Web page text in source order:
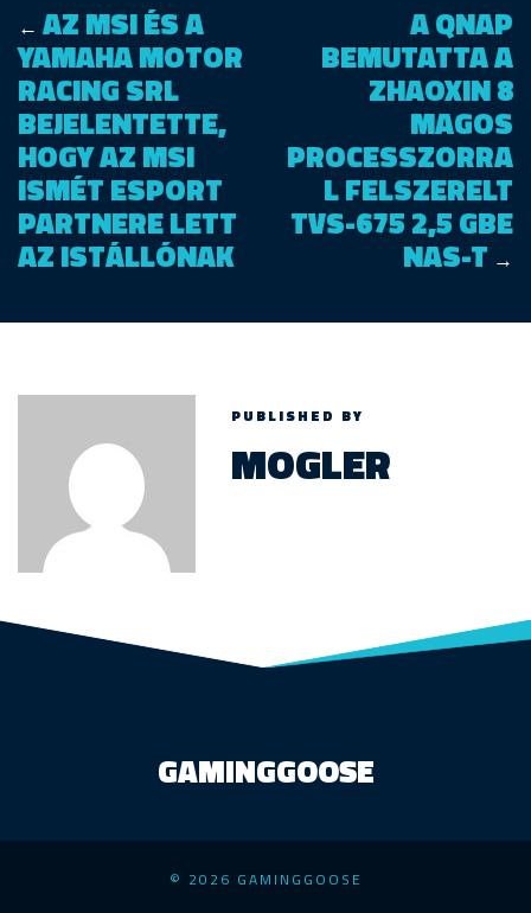
← AZ MSI ÉS A
YAMAHA MOTOR
RACING SRL
BEJELENTETTE,
HOGY AZ MSI
ISMÉT ESPORT
PARTNERE LETT
AZ ISTÁLLÓNAK
A QNAP
BEMUTATTA A
ZHAOXIN 8
MAGOS
PROCESSZORRA
L FELSZERELT
TVS-675 2,5 GBE
NAS-T →
PUBLISHED BY
MOGLER
GAMINGGOOSE
© 2026 GAMINGGOOSE